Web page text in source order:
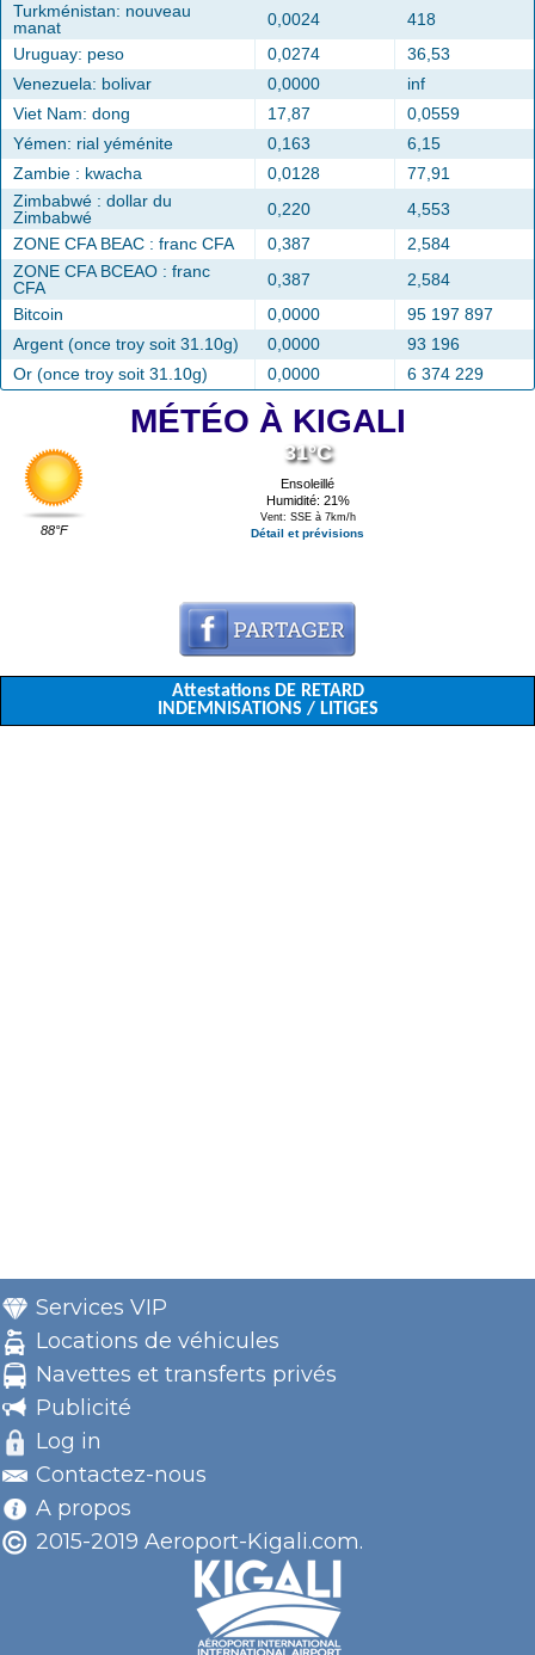
Turkménistan: nouveau
manat
0,0024
418
Uruguay: peso
0,0274
36,53
Venezuela: bolivar
0,0000
inf
Viet Nam: dong
17,87
0,0559
Yémen: rial yéménite
0,163
6,15
Zambie : kwacha
0,0128
77,91
Zimbabwé : dollar du
Zimbabwé
0,220
4,553
ZONE CFA BEAC : franc CFA
0,387
2,584
ZONE CFA BCEAO : franc
CFA
0,387
2,584
Bitcoin
0,0000
95 197 897
Argent (once troy soit 31.10g)
0,0000
93 196
Or (once troy soit 31.10g)
0,0000 6 374 229
MÉTÉO À KIGALI
88°F
31°C
Ensoleillé
Humidité: 21%
Vent: SSE à 7km/h
Détail et prévisions
Attestations DE RETARD
INDEMNISATIONS / LITIGES
Services VIP
Locations de véhicules
Navettes et transferts privés
Publicité
Log in
Contactez-nous
A propos
2015-2019 Aeroport-Kigali.com.